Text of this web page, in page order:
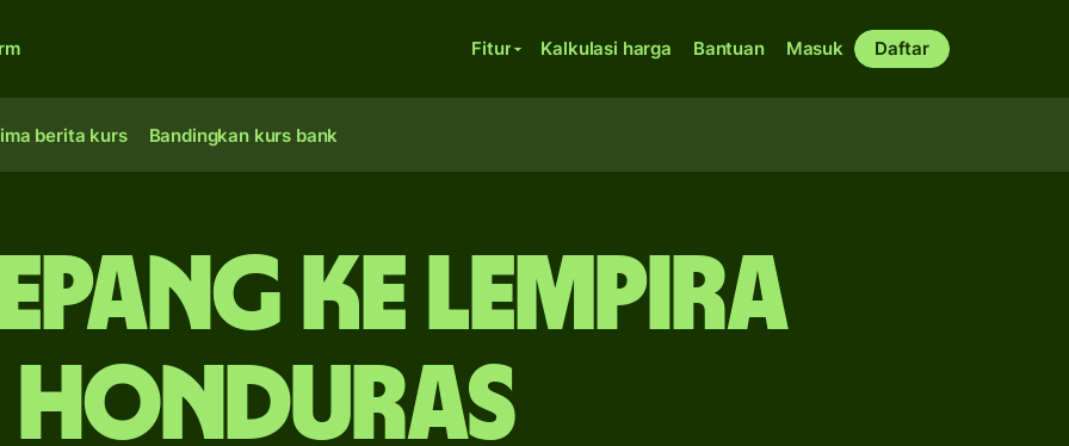
Fitur Kalkulasi harga Bantuan Masuk Daftar
berita kurs Bandingkan kurs bank
ke lempira
Honduras